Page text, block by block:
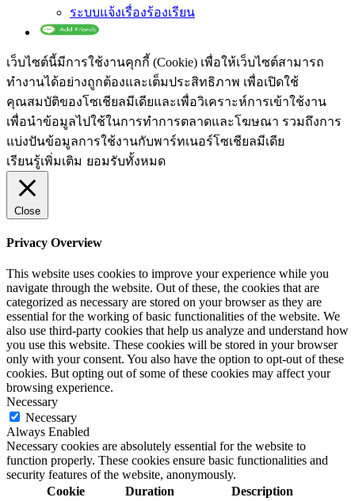
ระบบแจ้งเรื่องร้องเรียน
เว็บไซต์นี้มีการใช้งานคุกกี้ (Cookie) เพื่อให้เว็บไซต์สามารถ
ทำงานได้อย่างถูกต้องและเต็มประสิทธิภาพ​ เพื่อเปิดใช้
คุณสมบัติของโซเชียล​มีเดียและเพื่อวิเคราะห์การเข้าใช้งาน
เพื่อนำข้อมูลไปใช้ในการทำการตลาดและโฆษณา​ รวมถึงการ
แบ่งปันข้อมูลการใช้งานกับพาร์ทเนอร์​โซเชียล​มีเดีย
เรียนรู้เพิ่มเติม ยอมรับทั้งหมด
Close
Privacy Overview
This website uses cookies to improve your experience while you
navigate through the website. Out of these, the cookies that are
categorized as necessary are stored on your browser as they are
essential for the working of basic functionalities of the website. We
also use third-party cookies that help us analyze and understand how
you use this website. These cookies will be stored in your browser
only with your consent. You also have the option to opt-out of these
cookies. But opting out of some of these cookies may affect your
browsing experience.
Necessary
Necessary
Always Enabled
Necessary cookies are absolutely essential for the website to
function properly. These cookies ensure basic functionalities and
security features of the website, anonymously.
Cookie
Duration Description